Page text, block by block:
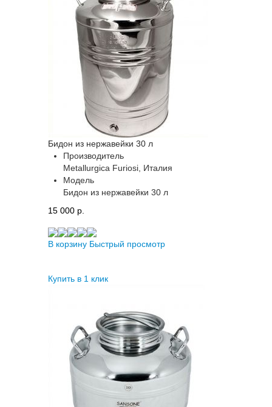
Бидон из нержавейки 30 л
Производитель
Metallurgica Furiosi, Италия
Модель
Бидон из нержавейки 30 л
15 000 p.
В корзину Быстрый просмотр
Купить в 1 клик